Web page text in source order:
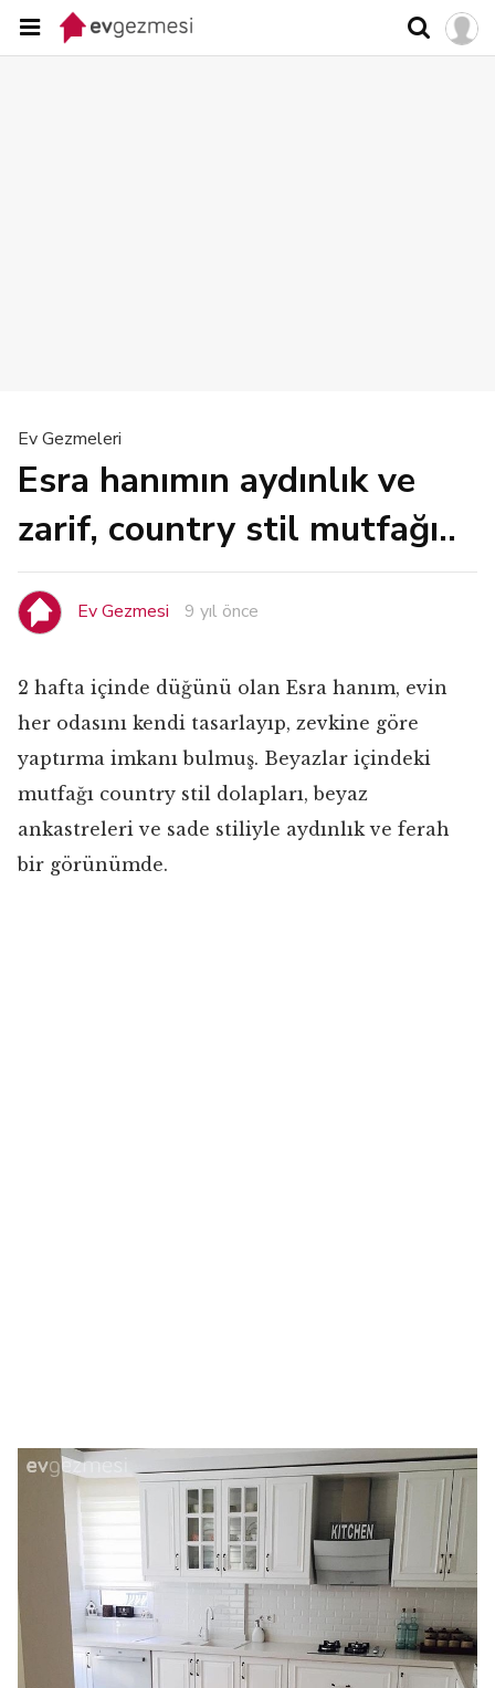
Ev Gezmeleri
Esra hanımın aydınlık ve
zarif, country stil mutfağı..
Ev Gezmesi 9 yıl önce
2 hafta içinde düğünü olan Esra hanım, evin
her odasını kendi tasarlayıp, zevkine göre
yaptırma imkanı bulmuş. Beyazlar içindeki
mutfağı country stil dolapları, beyaz
ankastreleri ve sade stiliyle aydınlık ve ferah
bir görünümde.